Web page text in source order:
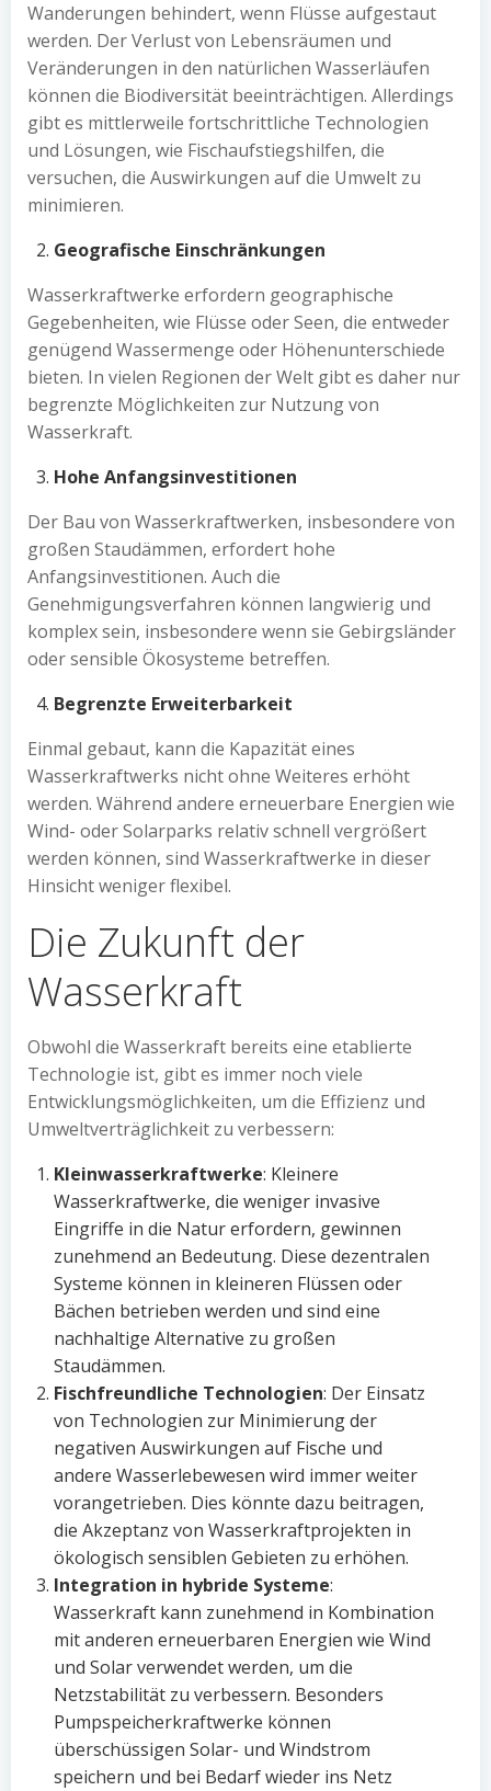
Wanderungen behindert, wenn Flüsse aufgestaut
werden. Der Verlust von Lebensräumen und
Veränderungen in den natürlichen Wasserläufen
können die Biodiversität beeinträchtigen. Allerdings
gibt es mittlerweile fortschrittliche Technologien
und Lösungen, wie Fischaufstiegshilfen, die
versuchen, die Auswirkungen auf die Umwelt zu
minimieren.
Geografische Einschränkungen
Wasserkraftwerke erfordern geographische
Gegebenheiten, wie Flüsse oder Seen, die entweder
genügend Wassermenge oder Höhenunterschiede
bieten. In vielen Regionen der Welt gibt es daher nur
begrenzte Möglichkeiten zur Nutzung von
Wasserkraft.
Hohe Anfangsinvestitionen
Der Bau von Wasserkraftwerken, insbesondere von
großen Staudämmen, erfordert hohe
Anfangsinvestitionen. Auch die
Genehmigungsverfahren können langwierig und
komplex sein, insbesondere wenn sie Gebirgsländer
oder sensible Ökosysteme betreffen.
Begrenzte Erweiterbarkeit
Einmal gebaut, kann die Kapazität eines
Wasserkraftwerks nicht ohne Weiteres erhöht
werden. Während andere erneuerbare Energien wie
Wind- oder Solarparks relativ schnell vergrößert
werden können, sind Wasserkraftwerke in dieser
Hinsicht weniger flexibel.
Die Zukunft der
Wasserkraft
Obwohl die Wasserkraft bereits eine etablierte
Technologie ist, gibt es immer noch viele
Entwicklungsmöglichkeiten, um die Effizienz und
Umweltverträglichkeit zu verbessern:
Kleinwasserkraftwerke: Kleinere
Wasserkraftwerke, die weniger invasive
Eingriffe in die Natur erfordern, gewinnen
zunehmend an Bedeutung. Diese dezentralen
Systeme können in kleineren Flüssen oder
Bächen betrieben werden und sind eine
nachhaltige Alternative zu großen
Staudämmen.
Fischfreundliche Technologien: Der Einsatz
von Technologien zur Minimierung der
negativen Auswirkungen auf Fische und
andere Wasserlebewesen wird immer weiter
vorangetrieben. Dies könnte dazu beitragen,
die Akzeptanz von Wasserkraftprojekten in
ökologisch sensiblen Gebieten zu erhöhen.
Integration in hybride Systeme:
Wasserkraft kann zunehmend in Kombination
mit anderen erneuerbaren Energien wie Wind
und Solar verwendet werden, um die
Netzstabilität zu verbessern. Besonders
Pumpspeicherkraftwerke können
überschüssigen Solar- und Windstrom
speichern und bei Bedarf wieder ins Netz